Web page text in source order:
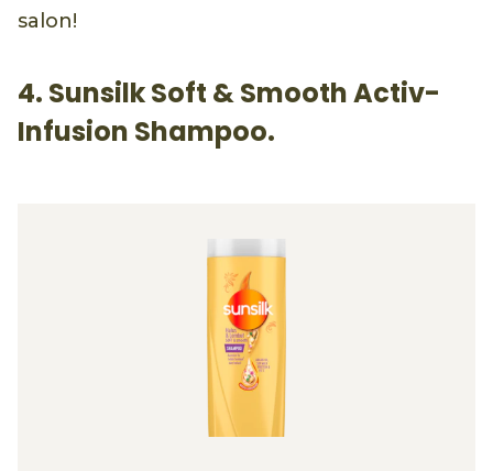
salon!
4. Sunsilk Soft & Smooth Activ-
Infusion Shampoo.